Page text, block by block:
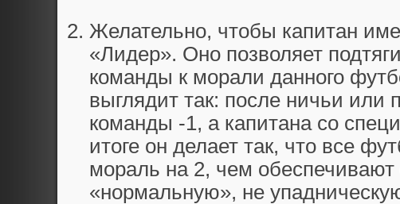
Желательно, чтобы капитан
«Лидер». Оно позволяет
команды к морали данного
выглядит так: после ничьи или
команды -1, а капитана со
итоге он делает так, что все
мораль на 2, чем обеспечивают
«нормальную», не